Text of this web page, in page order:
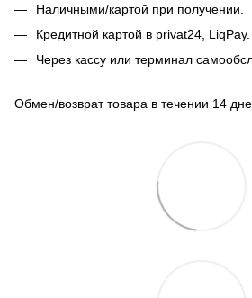
Наличными/картой при получении.
Кредитной картой в privat24, LiqPay.
Через кассу или терминал
Обмен/возврат товара в течении 14